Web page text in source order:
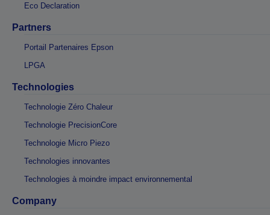
Eco Declaration
Partners
Portail Partenaires Epson
LPGA
Technologies
Technologie Zéro Chaleur
Technologie PrecisionCore
Technologie Micro Piezo
Technologies innovantes
Technologies à moindre impact environnemental
Company